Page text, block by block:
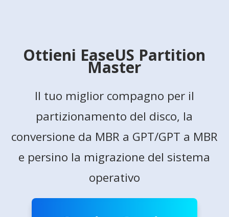
Ottieni EaseUS Partition
Master
Il tuo miglior compagno per il
partizionamento del disco, la
conversione da MBR a GPT/GPT a MBR
e persino la migrazione del sistema
operativo